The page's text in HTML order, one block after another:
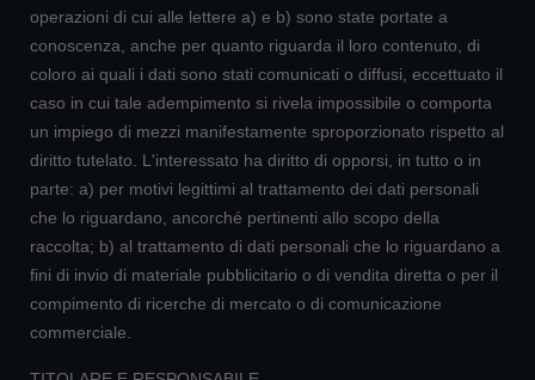
operazioni di cui alle lettere a) e b) sono state portate a
conoscenza, anche per quanto riguarda il loro contenuto, di
coloro ai quali i dati sono stati comunicati o diffusi, eccettuato il
caso in cui tale adempimento si rivela impossibile o comporta
un impiego di mezzi manifestamente sproporzionato rispetto al
diritto tutelato. L'interessato ha diritto di opporsi, in tutto o in
parte: a) per motivi legittimi al trattamento dei dati personali
che lo riguardano, ancorché pertinenti allo scopo della
raccolta; b) al trattamento di dati personali che lo riguardano a
fini di invio di materiale pubblicitario o di vendita diretta o per il
compimento di ricerche di mercato o di comunicazione
commerciale.